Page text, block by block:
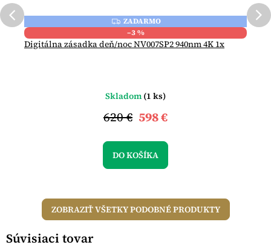
Z
A
D
A
ZADARMO
–3 %
Digitálna zásadka deň/noc NV007SP2 940nm 4K 1x
Skladom (1 ks)
598 €
620 €
DO KOŠÍKA
ZOBRAZIŤ VŠETKY PODOBNÉ PRODUKTY
Súvisiaci tovar